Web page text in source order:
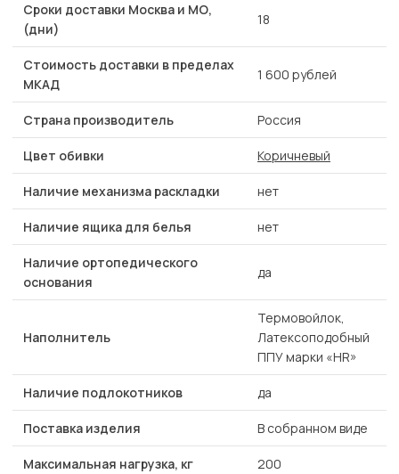
Сроки доставки Москва и МО,
(дни)
18
Стоимость доставки в пределах
МКАД
1 600 рублей
Страна производитель Россия
Цвет обивки Коричневый
Наличие механизма раскладки нет
Наличие ящика для белья нет
Наличие ортопедического
основания
да
Наполнитель
Термовойлок,
Латексоподобный
ППУ марки «HR»
Наличие подлокотников да
Поставка изделия В собранном виде
Максимальная нагрузка, кг 200